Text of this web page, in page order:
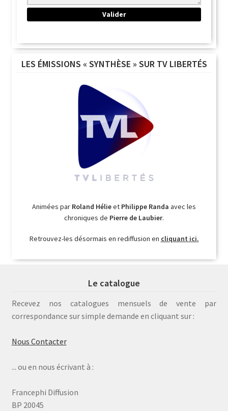
LES ÉMISSIONS « SYNTHÈSE » SUR TV LIBERTÉS
Animées par Roland Hélieet Philippe Randa avec les
chroniques de Pierre de Laubier.
Retrouvez-les désormais en rediffusion en cliquant ici.
Le catalogue
Recevez nos catalogues mensuels de vente par
correspondance sur simple demande en cliquant sur :
Nous Contacter
... ou en nous écrivant à :
Francephi Diffusion
BP 20045